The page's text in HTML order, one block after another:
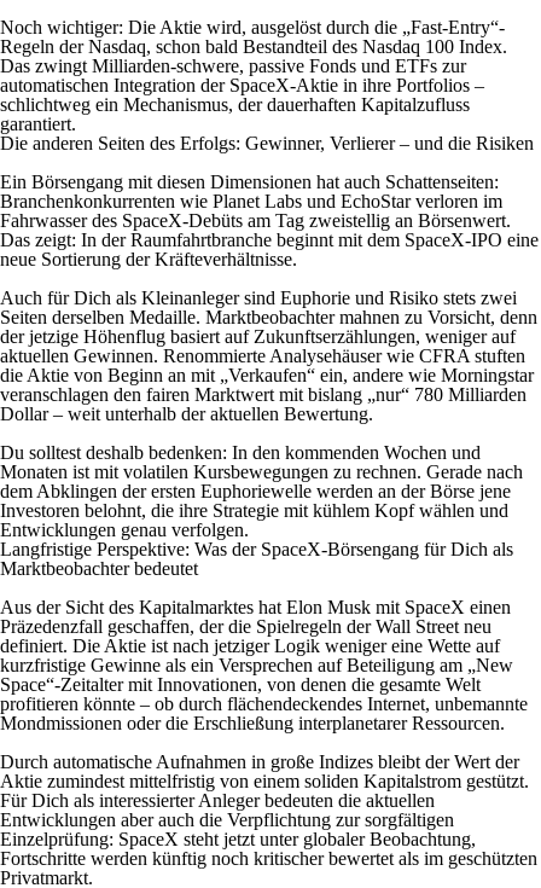
Noch wichtiger: Die Aktie wird, ausgelöst durch die „Fast-Entry“-
Regeln der Nasdaq, schon bald Bestandteil des Nasdaq 100 Index.
Das zwingt Milliarden-schwere, passive Fonds und ETFs zur
automatischen Integration der SpaceX-Aktie in ihre Portfolios –
schlichtweg ein Mechanismus, der dauerhaften Kapitalzufluss
garantiert.
Die anderen Seiten des Erfolgs: Gewinner, Verlierer – und die Risiken
Ein Börsengang mit diesen Dimensionen hat auch Schattenseiten:
Branchenkonkurrenten wie Planet Labs und EchoStar verloren im
Fahrwasser des SpaceX-Debüts am Tag zweistellig an Börsenwert.
Das zeigt: In der Raumfahrtbranche beginnt mit dem SpaceX-IPO eine
neue Sortierung der Kräfteverhältnisse.
Auch für Dich als Kleinanleger sind Euphorie und Risiko stets zwei
Seiten derselben Medaille. Marktbeobachter mahnen zu Vorsicht, denn
der jetzige Höhenflug basiert auf Zukunftserzählungen, weniger auf
aktuellen Gewinnen. Renommierte Analysehäuser wie CFRA stuften
die Aktie von Beginn an mit „Verkaufen“ ein, andere wie Morningstar
veranschlagen den fairen Marktwert mit bislang „nur“ 780 Milliarden
Dollar – weit unterhalb der aktuellen Bewertung.
Du solltest deshalb bedenken: In den kommenden Wochen und
Monaten ist mit volatilen Kursbewegungen zu rechnen. Gerade nach
dem Abklingen der ersten Euphoriewelle werden an der Börse jene
Investoren belohnt, die ihre Strategie mit kühlem Kopf wählen und
Entwicklungen genau verfolgen.
Langfristige Perspektive: Was der SpaceX-Börsengang für Dich als
Marktbeobachter bedeutet
Aus der Sicht des Kapitalmarktes hat Elon Musk mit SpaceX einen
Präzedenzfall geschaffen, der die Spielregeln der Wall Street neu
definiert. Die Aktie ist nach jetziger Logik weniger eine Wette auf
kurzfristige Gewinne als ein Versprechen auf Beteiligung am „New
Space“-Zeitalter mit Innovationen, von denen die gesamte Welt
profitieren könnte – ob durch flächendeckendes Internet, unbemannte
Mondmissionen oder die Erschließung interplanetarer Ressourcen.
Durch automatische Aufnahmen in große Indizes bleibt der Wert der
Aktie zumindest mittelfristig von einem soliden Kapitalstrom gestützt.
Für Dich als interessierter Anleger bedeuten die aktuellen
Entwicklungen aber auch die Verpflichtung zur sorgfältigen
Einzelprüfung: SpaceX steht jetzt unter globaler Beobachtung,
Fortschritte werden künftig noch kritischer bewertet als im geschützten
Privatmarkt.